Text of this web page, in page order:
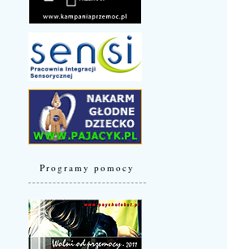
Programy pomocy